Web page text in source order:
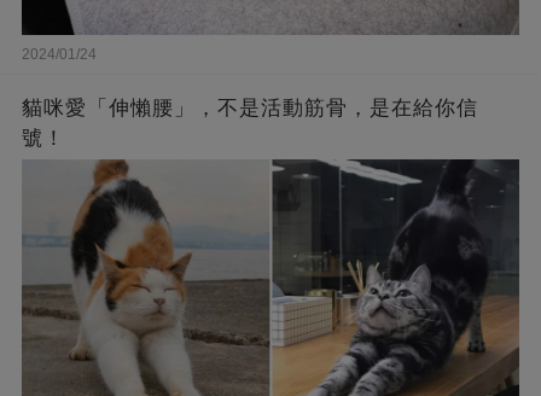
2024/01/24
貓咪愛「伸懶腰」，不是活動筋骨，是在給你信
號！